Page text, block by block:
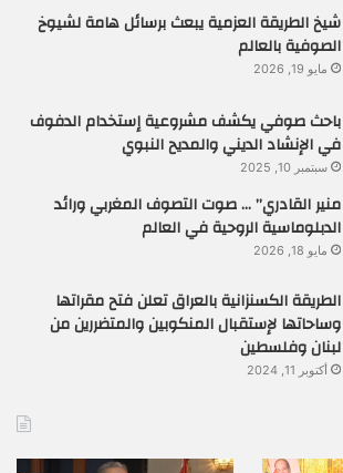
شيخ الطريقة العزمية يبعث برسائل هامة لشيوخ
الصوفية بالعالم
مايو 19, 2026
باحث صوفي يكشف مشروعية إستخدام الدفوف
في الإنشاد الديني والمديح النبوي
سبتمبر 10, 2025
منير القادري” … صوت التصوف المغربي ورائد
الدبلوماسية الروحية في العالم
مايو 18, 2026
الطريقة الكسنزانية بالعراق تعلن فتح مقراتها
وساحاتها لإستقبال المنكوبين والمتضررين من
لبنان وفلسطين
أكتوبر 11, 2024